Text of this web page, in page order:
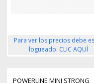
Para ver los precios debe
logueado. CLIC AQUÍ
POWERLINE MINI STRONG